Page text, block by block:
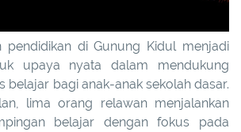
pendidikan di Gunung Kidul menjadi
upaya nyata dalam mendukung
belajar bagi anak-anak sekolah dasar.
lima orang relawan menjalankan
belajar dengan fokus pada